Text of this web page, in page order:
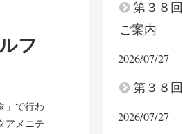
フ
」で行わ
アメニテ
第３８
ご案内
2026/07/27
第３８
2026/07/27